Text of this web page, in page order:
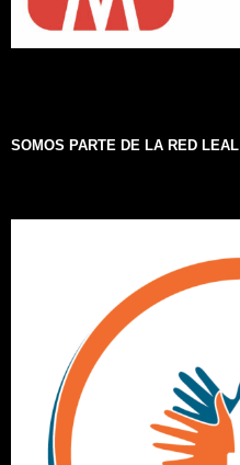
SOMOS PARTE DE LA RED LEAL